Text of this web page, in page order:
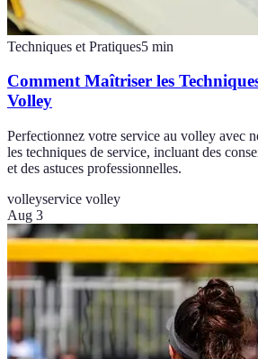
Techniques et Pratiques5 min
Comment Maîtriser les
Volley
Perfectionnez votre service au volley avec
les techniques de service, incluant des
et des astuces professionnelles.
volleyservice volley
Aug 3